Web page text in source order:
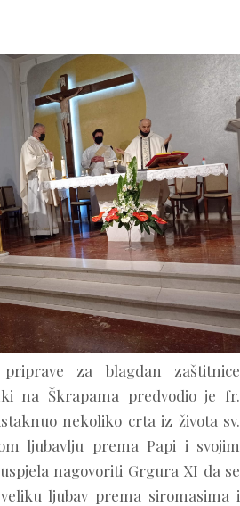
za blagdan zaštitnice
na Škrapama predvodio je fr.
nekoliko crta iz života sv.
ljubavlju prema Papi i svojim
nagovoriti Grgura XI da se
ljubav prema siromasima i